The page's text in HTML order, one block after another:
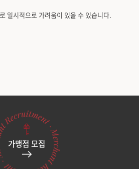
일시적으로 가려움이 있을 수 있습니다.
가맹점 모집